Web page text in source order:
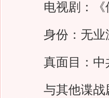
电视剧：《
身份：无业
真面目：中
与其他谍战